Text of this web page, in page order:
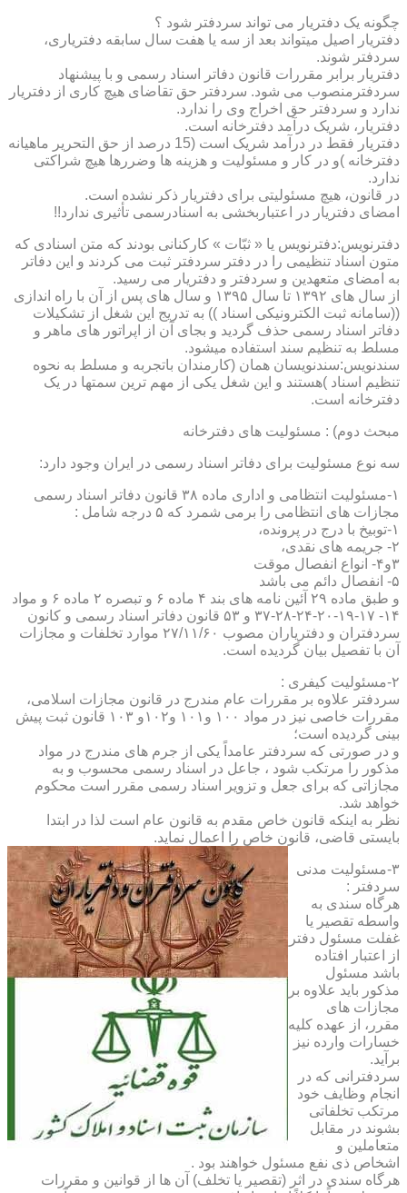
چگونه یک دفتریار می تواند سردفتر شود ؟
دفتریار اصیل میتواند بعد از سه یا هفت سال سابقه دفتریاری،
سردفتر شوند.
دفتریار برابر مقررات قانون دفاتر اسناد رسمی و با پیشنهاد
سردفترمنصوب می شود. سردفتر حق تقاضای هیچ کاری از دفتریار
ندارد و سردفتر حق اخراج وی را ندارد.
دفتریار، شریک درآمد دفترخانه است.
دفتریار فقط در درآمد شریک است (15 درصد از حق التحریر ماهیانه
دفترخانه )و در کار و مسئولیت و هزینه ها وضررها هیچ شراکتی
ندارد.
در قانون، هیچ مسئولیتی برای دفتریار ذکر نشده است.
امضای دفتریار در اعتباربخشی به اسنادرسمی تأثیری ندارد!!
دفترنویس:دفترنویس یا « ثبّات » کارکنانی بودند که متن اسنادی که
متون اسناد تنظیمی را در دفتر سردفتر ثبت می کردند و این دفاتر
به امضای متعهدین و سردفتر و دفتریار می رسید.
از سال های ۱۳۹۲ تا سال ۱۳۹۵ و سال های پس از آن با راه اندازی
((سامانه ثبت الکترونیکی اسناد )) به تدریج این شغل از تشکیلات
دفاتر اسناد رسمی حذف گردید و بجای آن از اپراتور های ماهر و
مسلط به تنظیم سند استفاده میشود.
سندنویس:سندنویسان همان (کارمندان باتجربه و مسلط به نحوه
تنظیم اسناد )هستند و این شغل یکی از مهم ترین سمتها در یک
دفترخانه است.
مبحث دوم) : مسئولیت های دفترخانه
سه نوع مسئولیت برای دفاتر اسناد رسمی در ایران وجود دارد:
۱-مسئولیت انتظامی و اداری ماده ۳۸ قانون دفاتر اسناد رسمی
مجازات های انتظامی را برمی شمرد که ۵ درجه شامل :
۱-توبیخ با درج در پرونده،
۲- جریمه های نقدی،
۳و۴- انواع انفصال موقت
۵- انفصال دائم می باشد
و طبق ماده ۲۹ آئین نامه های بند ۴ ماده ۶ و تبصره ۲ ماده ۶ و مواد
۱۴- ۱۷-۱۹-۲۰-۲۴-۲۸-۳۷ و ۵۳ قانون دفاتر اسناد رسمی و کانون
سردفتران و دفتریاران مصوب ۲۷/۱۱/۶۰ موارد تخلفات و مجازات
آن با تفصیل بیان گردیده است.
۲-مسئولیت کیفری :
سردفتر علاوه بر مقررات عام مندرج در قانون مجازات اسلامی،
مقررات خاصی نیز در مواد ۱۰۰ و۱۰۱ و۱۰۲و ۱۰۳ قانون ثبت پیش
بینی گردیده است؛
و در صورتی که سردفتر عامداً یکی از جرم های مندرج در مواد
مذکور را مرتکب شود ، جاعل در اسناد رسمی محسوب و به
مجازاتی که برای جعل و تزویر اسناد رسمی مقرر است محکوم
خواهد شد.
نظر به اینکه قانون خاص مقدم به قانون عام است لذا در ابتدا
بایستی قاضی، قانون خاص را اعمال نماید.
۳-مسئولیت مدنی
سردفتر :
هرگاه سندی به
واسطه تقصیر یا
غفلت مسئول دفتر
از اعتبار افتاده
باشد مسئول
مذکور باید علاوه بر
مجازات های
مقرر، از عهده کلیه
خسارات وارده نیز
برآید.
سردفترانی که در
انجام وظایف خود
مرتکب تخلفاتی
بشوند در مقابل
متعاملین و
اشخاص ذی نفع مسئول خواهند بود .
هرگاه سندی در اثر (تقصیر یا تخلف) آن ها از قوانین و مقررات